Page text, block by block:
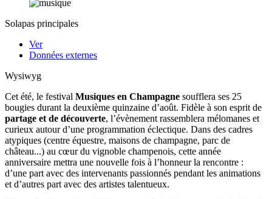
Solapas principales
Ver
Données externes
Wysiwyg
Cet été, le festival Musiques en Champagne soufflera ses 25
bougies durant la deuxième quinzaine d’août. Fidèle à son esprit de
partage et de découverte, l’évènement rassemblera mélomanes et
curieux autour d’une programmation éclectique. Dans des cadres
atypiques (centre équestre, maisons de champagne, parc de
château...) au cœur du vignoble champenois, cette année
anniversaire mettra une nouvelle fois à l’honneur la rencontre :
d’une part avec des intervenants passionnés pendant les animations
et d’autres part avec des artistes talentueux.